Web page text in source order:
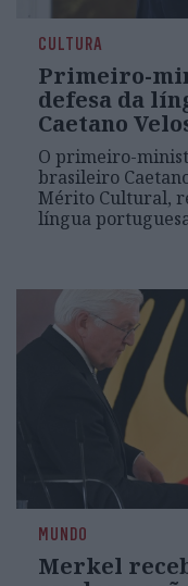
CULTURA
Primeiro-
defesa da
Caetano
O primeiro-
brasileiro
Mérito Cultural,
língua
MUNDO
Merkel